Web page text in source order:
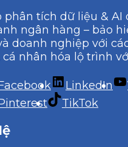
phân tích dữ liệu & AI
ngân hàng – bảo
doanh nghiệp với
nhân hóa lộ trình
LinkedIn
TikTok